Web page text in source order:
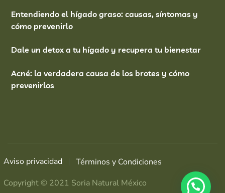
Entendiendo el hígado graso: causas, síntomas y
cómo prevenirlo
Dale un detox a tu hígado y recupera tu bienestar
Acné: la verdadera causa de los brotes y cómo
prevenirlos
Aviso privacidad
Términos y Condiciones
Copyright © 2021 Soria Natural México